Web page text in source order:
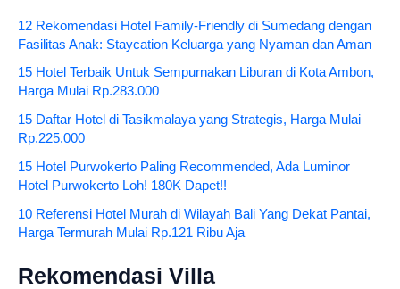
12 Rekomendasi Hotel Family-Friendly di Sumedang dengan
Fasilitas Anak: Staycation Keluarga yang Nyaman dan Aman
15 Hotel Terbaik Untuk Sempurnakan Liburan di Kota Ambon,
Harga Mulai Rp.283.000
15 Daftar Hotel di Tasikmalaya yang Strategis, Harga Mulai
Rp.225.000
15 Hotel Purwokerto Paling Recommended, Ada Luminor
Hotel Purwokerto Loh! 180K Dapet!!
10 Referensi Hotel Murah di Wilayah Bali Yang Dekat Pantai,
Harga Termurah Mulai Rp.121 Ribu Aja
Rekomendasi Villa